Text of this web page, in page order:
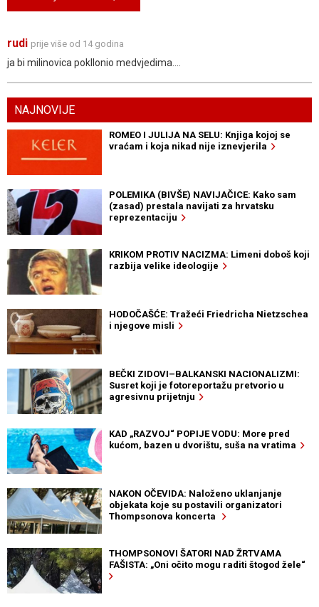
rudi prije više od 14 godina
ja bi milinovica pokllonio medvjedima....
NAJNOVIJE
ROMEO I JULIJA NA SELU: Knjiga kojoj se
vraćam i koja nikad nije iznevjerila
POLEMIKA (BIVŠE) NAVIJAČICE: Kako sam
(zasad) prestala navijati za hrvatsku
reprezentaciju
KRIKOM PROTIV NACIZMA: Limeni doboš koji
razbija velike ideologije
HODOČAŠĆE: Tražeći Friedricha Nietzschea
i njegove misli
BEČKI ZIDOVI–BALKANSKI NACIONALIZMI:
Susret koji je fotoreportažu pretvorio u
agresivnu prijetnju
KAD „RAZVOJ“ POPIJE VODU: More pred
kućom, bazen u dvorištu, suša na vratima
NAKON OČEVIDA: Naloženo uklanjanje
objekata koje su postavili organizatori
Thompsonova koncerta
THOMPSONOVI ŠATORI NAD ŽRTVAMA
FAŠISTA: „Oni očito mogu raditi štogod žele“